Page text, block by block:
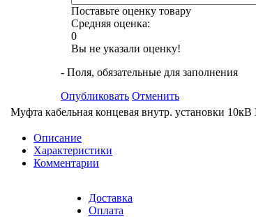
Поставьте оценку товару
Средняя оценка:
0
Вы не указали оценку!
- Поля, обязательные для заполнения
Опубликовать Отменить
Муфта кабельная концевая внутр. установки
Описание
Характеристики
Комментарии
Доставка
Оплата